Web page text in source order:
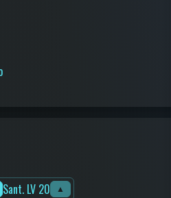
Sant. LV 20 ▲